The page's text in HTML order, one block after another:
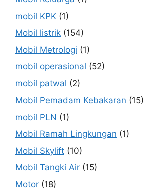
mobil KPK (1)
Mobil listrik (154)
Mobil Metrologi (1)
mobil operasional (52)
mobil patwal (2)
Mobil Pemadam Kebakaran (15)
mobil PLN (1)
Mobil Ramah Lingkungan (1)
Mobil Skylift (10)
Mobil Tangki Air (15)
Motor (18)